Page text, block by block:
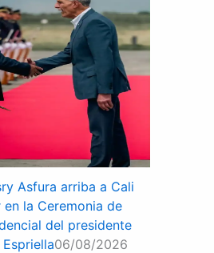
Asfura arriba a Cali
la Ceremonia de
del presidente
06/08/2026